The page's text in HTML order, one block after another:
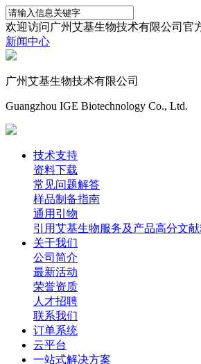
欢迎访问广州艾基生物技术有限公司官
新闻中心
广州艾基生物技术有限公司
Guangzhou IGE Biotechnology Co., Ltd.
技术支持
资料下载
常见问题解答
样品制备指南
通用引物
引用艾基生物服务及产品高分文
关于我们
公司简介
最新活动
荣誉资质
人才招聘
联系我们
订单系统
云平台
一站式解决方案